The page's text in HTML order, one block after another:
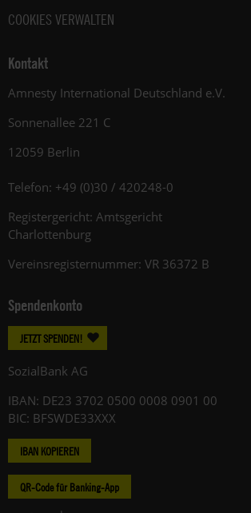
COOKIES VERWALTEN
Kontakt
Amnesty International Deutschland e.V.
Sonnenallee 221 C
12059 Berlin
Telefon: +49 (0)30 / 420248-0
Registergericht: Amtsgericht
Charlottenburg
Vereinsregisternummer: VR 36372 B
Spendenkonto
JETZT SPENDEN!
SozialBank AG
IBAN: DE23 3702 0500 0008 0901 00
BIC: BFSWDE33XXX
IBAN KOPIEREN
QR-Code für Banking-App